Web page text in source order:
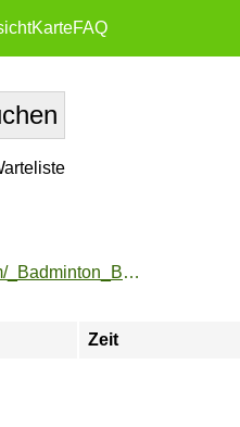
KarteFAQ
https://zeh2.zeh.hu-berlin.de/sportarten/aktueller_zeitraum/_Badminton_Beschaeftigte.html
Zeit